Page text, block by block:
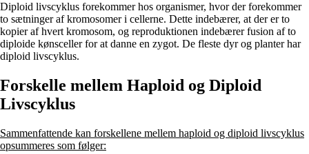
Diploid livscyklus forekommer hos organismer, hvor der forekommer
to sætninger af kromosomer i cellerne. Dette indebærer, at der er to
kopier af hvert kromosom, og reproduktionen indebærer fusion af to
diploide kønsceller for at danne en zygot. De fleste dyr og planter har
diploid livscyklus.
Forskelle mellem Haploid og Diploid
Livscyklus
Sammenfattende kan forskellene mellem haploid og diploid livscyklus
opsummeres som følger: